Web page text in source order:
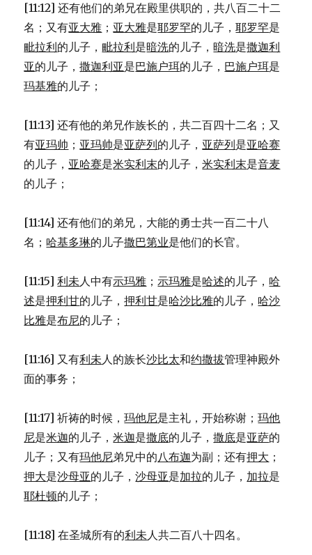
[11:12] 还有他们的弟兄在殿里供职的，共八百二十二
名；又有亚大雅 ； 亚大雅是耶罗罕的儿子，耶罗罕是
毗拉利的儿子， 毗拉利是暗洗的儿子，暗洗是撒迦利
亚的儿子，撒迦利亚是巴施户珥的儿子， 巴施户珥是
玛基雅的儿子；
[11:13] 还有他的弟兄作族长的，共二百四十二名；又
有亚玛帅 ； 亚玛帅是亚萨列的儿子， 亚萨列是亚哈赛
的儿子， 亚哈赛是米实利末的儿子，米实利末是音麦
的儿子；
[11:14] 还有他们的弟兄，大能的勇士共一百二十八
名； 哈基多琳的儿子撒巴第业是他们的长官。
[11:15]利未人中有示玛雅 ；示玛雅是哈述的儿子， 哈
述是押利甘的儿子，押利甘是哈沙比雅的儿子， 哈沙
比雅是布尼的儿子；
[11:16] 又有利未人的族长沙比太和约撒拔管理神殿外
面的事务；
[11:17] 祈祷的时候，玛他尼是主礼，开始称谢；玛他
尼是米迦的儿子，米迦是撒底的儿子，撒底是亚萨的
儿子；又有玛他尼弟兄中的八布迦为副；还有押大 ；
押大是沙母亚的儿子，沙母亚是加拉的儿子， 加拉是
耶杜顿的儿子；
[11:18] 在圣城所有的利未人共二百八十四名。